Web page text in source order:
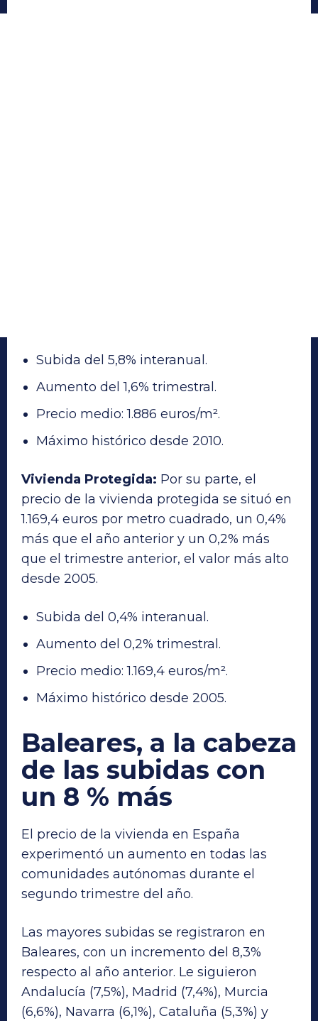
Subida del 5,8% interanual.
Aumento del 1,6% trimestral.
Precio medio: 1.886 euros/m².
Máximo histórico desde 2010.
Vivienda Protegida: Por su parte, el
precio de la vivienda protegida se situó en
1.169,4 euros por metro cuadrado, un 0,4%
más que el año anterior y un 0,2% más
que el trimestre anterior, el valor más alto
desde 2005.
Subida del 0,4% interanual.
Aumento del 0,2% trimestral.
Precio medio: 1.169,4 euros/m².
Máximo histórico desde 2005.
Baleares, a la cabeza
de las subidas con
un 8 % más
El precio de la vivienda en España
experimentó un aumento en todas las
comunidades autónomas durante el
segundo trimestre del año.
Las mayores subidas se registraron en
Baleares, con un incremento del 8,3%
respecto al año anterior. Le siguieron
Andalucía (7,5%), Madrid (7,4%), Murcia
(6,6%), Navarra (6,1%), Cataluña (5,3%) y